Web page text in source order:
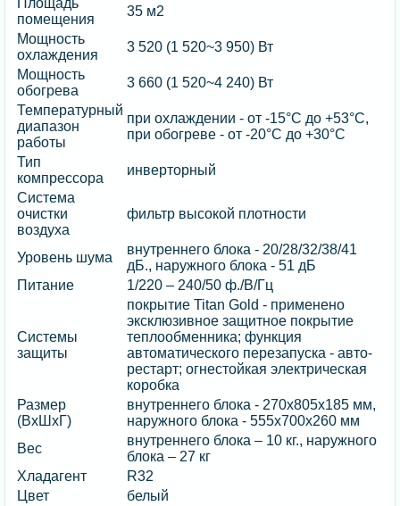
помещения
35 м2
Мощность
охлаждения
3 520 (1 520~3 950) Вт
Мощность
обогрева
3 660 (1 520~4 240) Вт
Температурный
диапазон
работы
при охлаждении - от -15°С до +53°С,
при обогреве - от -20°С до +30°С
Тип
компрессора
инверторный
Система
очистки
воздуха
фильтр высокой плотности
Уровень шума
внутреннего блока - 20/28/32/38/41
дБ., наружного блока - 51 дБ
Питание
1/220 – 240/50 ф./В/Гц
Системы
защиты
покрытие Titan Gold - применено
эксклюзивное защитное покрытие
теплообменника; функция
автоматического перезапуска - авто-
рестарт; огнестойкая электрическая
коробка
Размер
(ВхШхГ)
внутреннего блока - 270х805х185 мм,
наружного блока - 555х700х260 мм
Вес
внутреннего блока – 10 кг., наружного
блока – 27 кг
Хладагент
R32
Цвет
белый